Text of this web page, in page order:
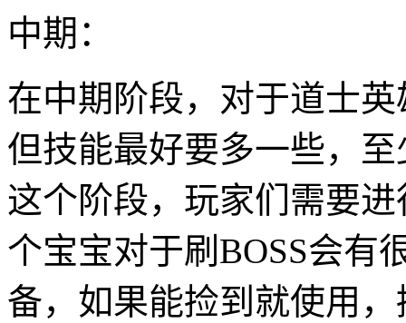
中期：
在中期阶段，对于道士
但技能最好要多一些，
这个阶段，玩家们需要
个宝宝对于刷BOSS会有
备，如果能捡到就使用